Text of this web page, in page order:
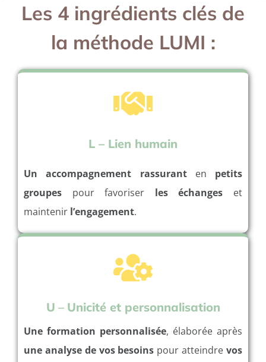
Les 4 ingrédients clés de
la méthode LUMI :
L – Lien humain
Un accompagnement rassuranten petits
groupespour favoriser les échanges et
maintenir l’engagement.
U – Unicité et personnalisation
Une formation personnalisée, élaborée après
une analyse de vos besoins pour atteindrevos